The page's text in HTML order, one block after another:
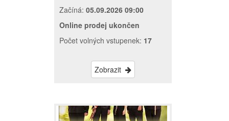
Začíná: 05.09.2026 09:00
Online prodej ukončen
Počet volných vstupenek: 17
Zobrazit